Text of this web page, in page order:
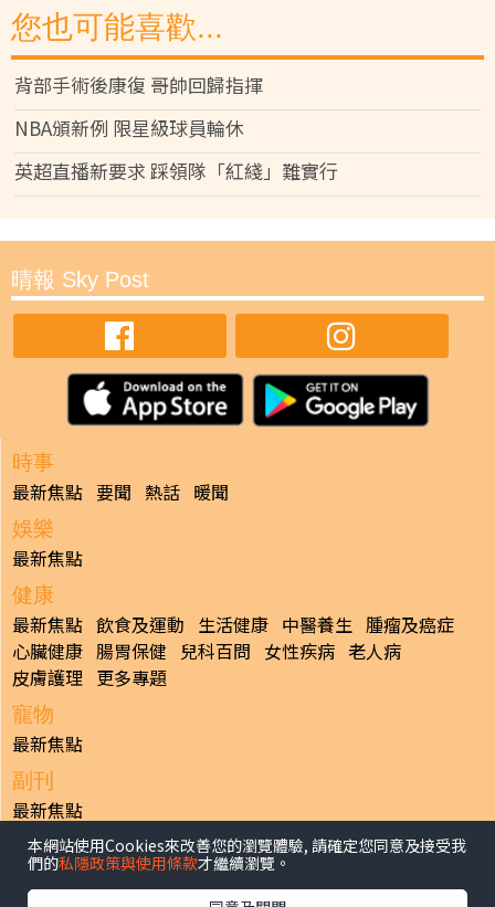
您也可能喜歡...
背部手術後康復 哥帥回歸指揮
NBA頒新例 限星級球員輪休
英超直播新要求 踩領隊「紅綫」難實行
晴報 Sky Post
時事
最新焦點 要聞 熱話 暖聞
娛樂
最新焦點
健康
最新焦點 飲食及運動 生活健康 中醫養生 腫瘤及癌症
心臟健康 腸胃保健 兒科百問 女性疾病 老人病
皮膚護理 更多專題
寵物
最新焦點
副刊
最新焦點
日報
揭頁版 港聞 財經/地產 中國/國際
本網站使用Cookies來改善您的瀏覽體驗, 請確定您同意及接受我
們的私隱政策與使用條款才繼續瀏覽。